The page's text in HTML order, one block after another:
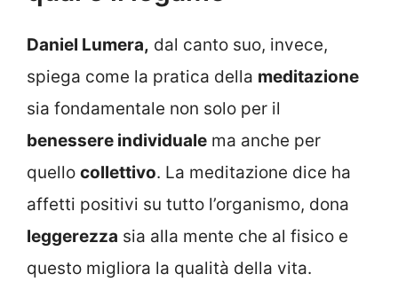
Daniel Lumera, dal canto suo, invece,
spiega come la pratica della meditazione
sia fondamentale non solo per il
benessere individuale ma anche per
quello collettivo. La meditazione dice ha
affetti positivi su tutto l’organismo, dona
leggerezza sia alla mente che al fisico e
questo migliora la qualità della vita.